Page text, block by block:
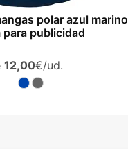
polar azul marino
publicidad
12,00€/ud.